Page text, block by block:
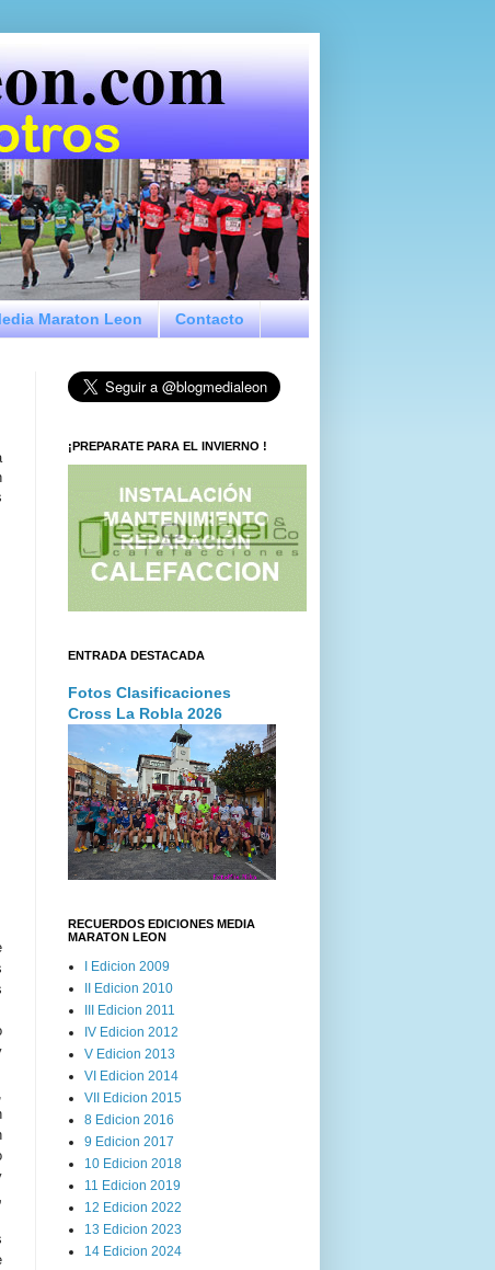
Maraton Leon Contacto
¡PREPARATE PARA EL INVIERNO !
ENTRADA DESTACADA
Fotos Clasificaciones
Cross La Robla 2026
RECUERDOS EDICIONES MEDIA
MARATON LEON
I Edicion 2009
II Edicion 2010
III Edicion 2011
IV Edicion 2012
V Edicion 2013
VI Edicion 2014
VII Edicion 2015
8 Edicion 2016
9 Edicion 2017
10 Edicion 2018
11 Edicion 2019
12 Edicion 2022
13 Edicion 2023
14 Edicion 2024